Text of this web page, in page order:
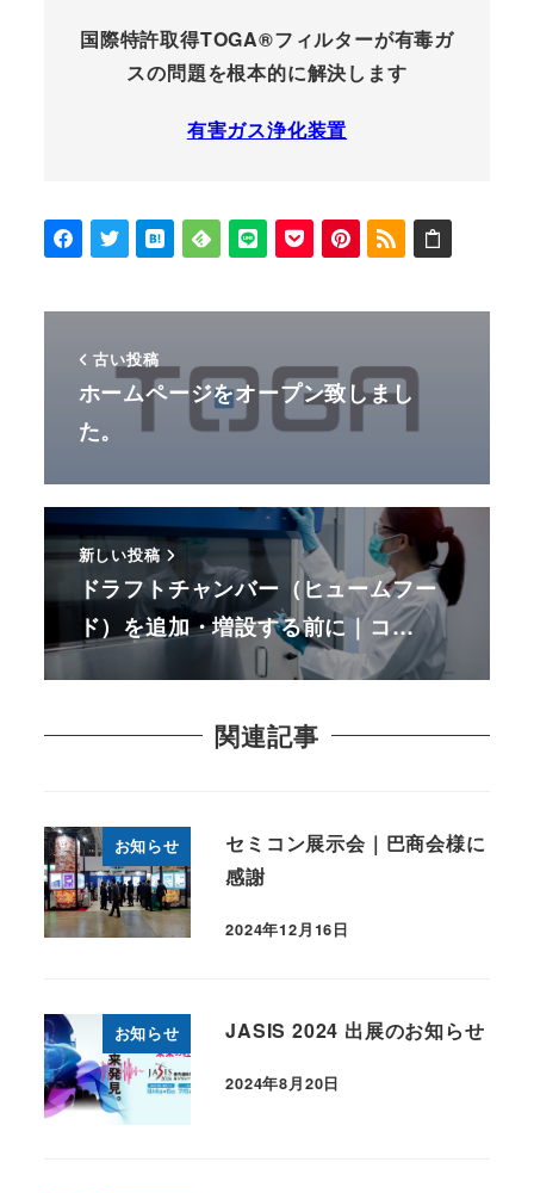
国際特許取得TOGA®フィルターが有毒ガ
スの問題を根本的に解決します
有害ガス浄化装置
古い投稿
ホームページをオープン致しまし
た。
新しい投稿
ドラフトチャンバー（ヒュームフー
ド）を追加・増設する前に｜コ…
関連記事
お知らせ
セミコン展示会｜巴商会様に
感謝
2024年12月16日
お知らせ JASIS 2024 出展のお知らせ
2024年8月20日